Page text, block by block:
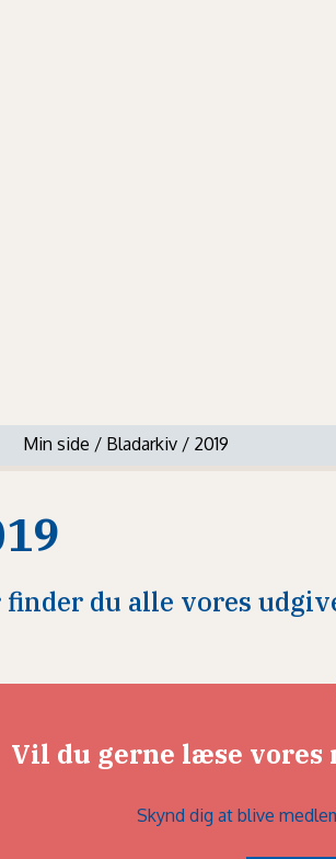
Min side / Bladarkiv / 2019
finder du alle vores
Vil du gerne læse vores
Skynd dig at blive